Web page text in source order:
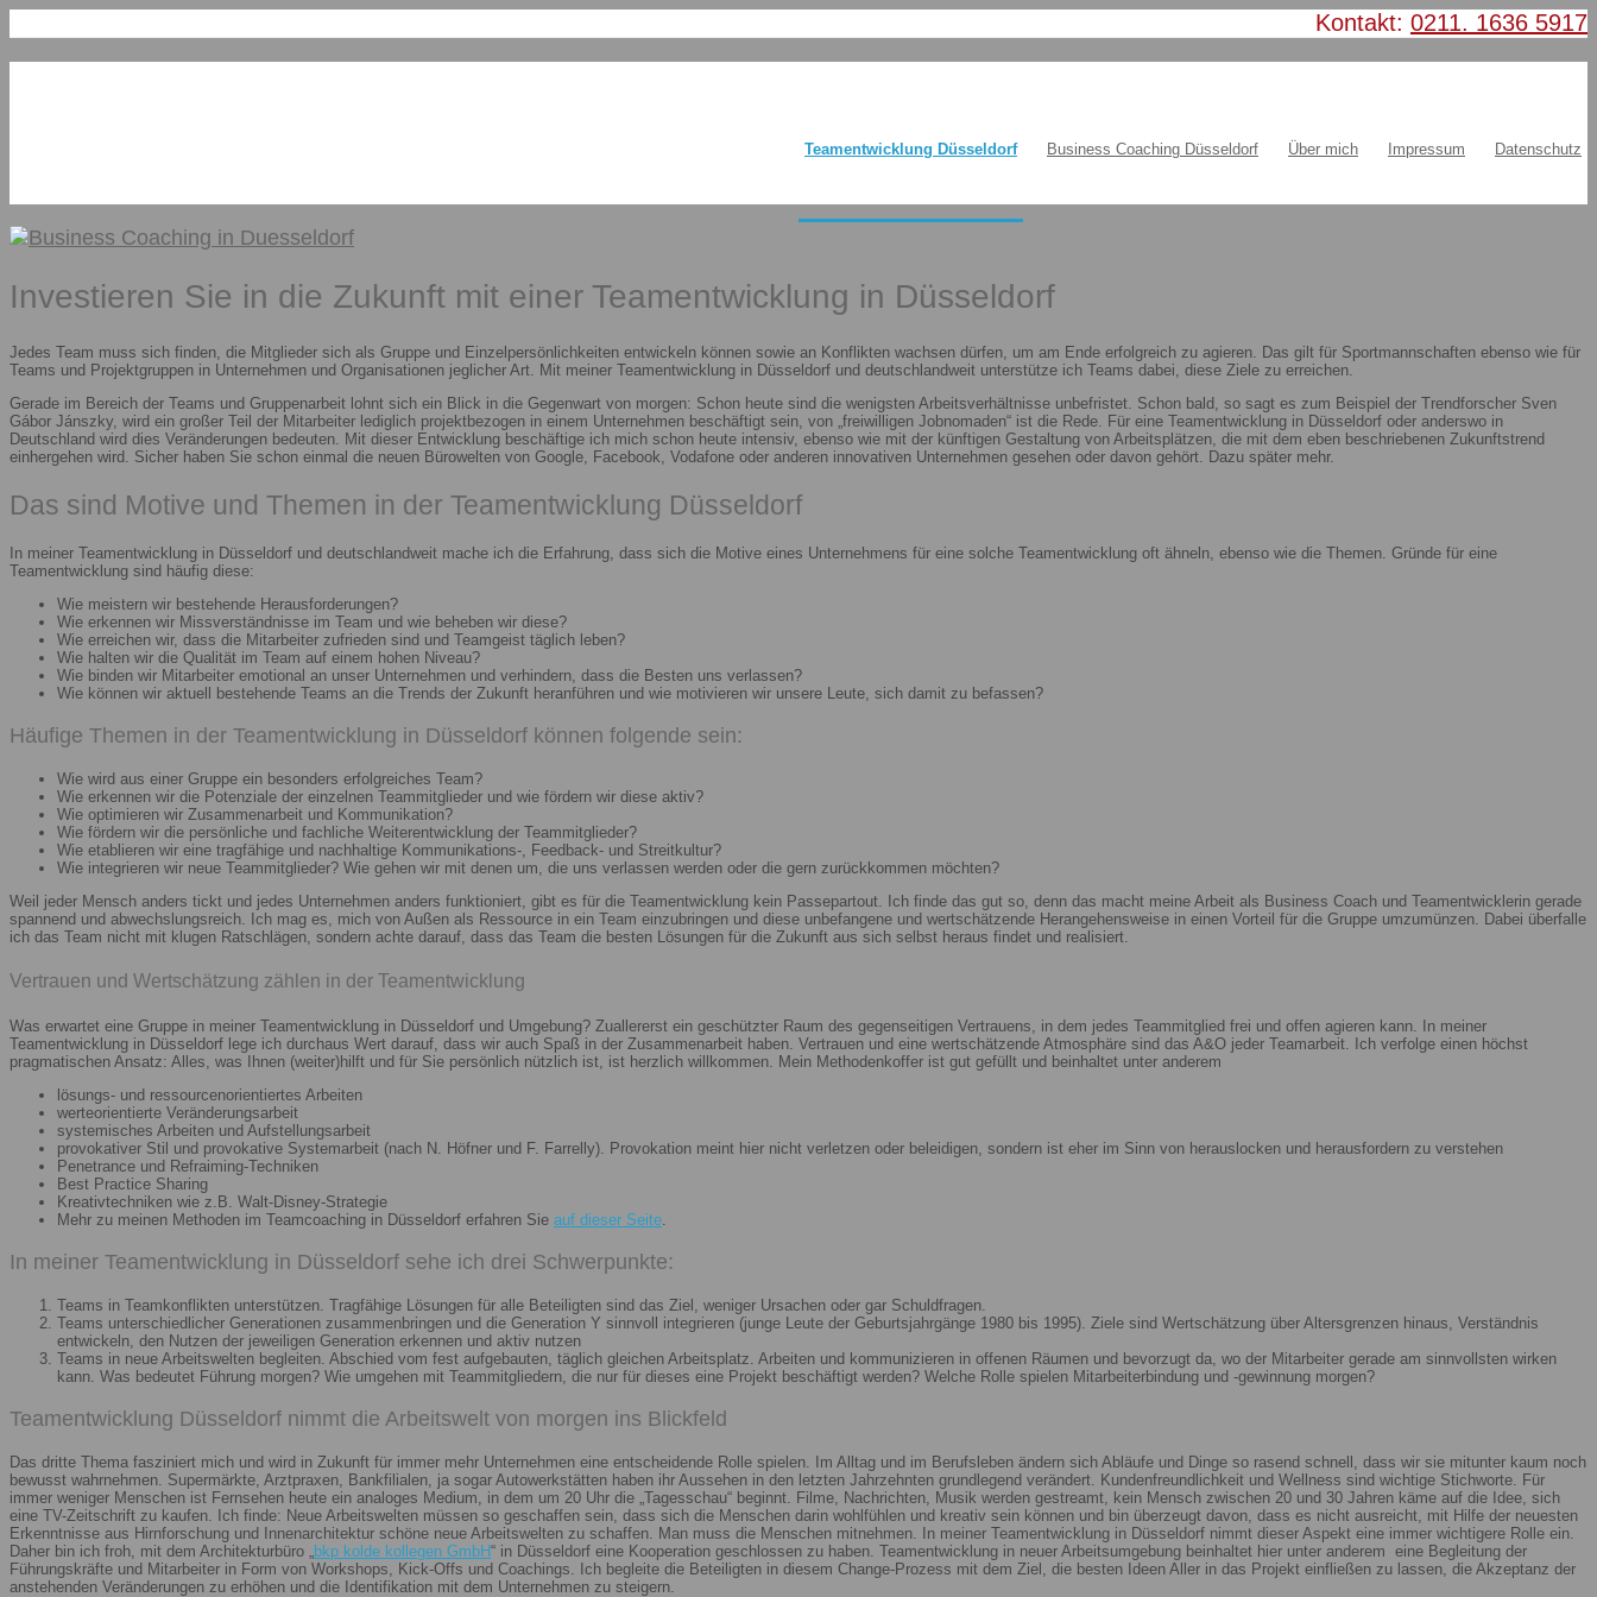
Kontakt: 0211. 1636 5917
Teamentwicklung Düsseldorf Business Coaching Düsseldorf Über mich Impressum Datenschutz
Investieren Sie in die Zukunft mit einer Teamentwicklung in Düsseldorf
Jedes Team muss sich finden, die Mitglieder sich als Gruppe und Einzelpersönlichkeiten entwickeln können sowie an Konflikten wachsen dürfen, um am Ende erfolgreich zu agieren. Das gilt für Sportmannschaften ebenso wie für
Teams und Projektgruppen in Unternehmen und Organisationen jeglicher Art. Mit meiner Teamentwicklung in Düsseldorf und deutschlandweit unterstütze ich Teams dabei, diese Ziele zu erreichen.
Gerade im Bereich der Teams und Gruppenarbeit lohnt sich ein Blick in die Gegenwart von morgen: Schon heute sind die wenigsten Arbeitsverhältnisse unbefristet. Schon bald, so sagt es zum Beispiel der Trendforscher Sven
Gábor Jánszky, wird ein großer Teil der Mitarbeiter lediglich projektbezogen in einem Unternehmen beschäftigt sein, von „freiwilligen Jobnomaden“ ist die Rede. Für eine Teamentwicklung in Düsseldorf oder anderswo in
Deutschland wird dies Veränderungen bedeuten. Mit dieser Entwicklung beschäftige ich mich schon heute intensiv, ebenso wie mit der künftigen Gestaltung von Arbeitsplätzen, die mit dem eben beschriebenen Zukunftstrend
einhergehen wird. Sicher haben Sie schon einmal die neuen Bürowelten von Google, Facebook, Vodafone oder anderen innovativen Unternehmen gesehen oder davon gehört. Dazu später mehr.
Das sind Motive und Themen in der Teamentwicklung Düsseldorf
In meiner Teamentwicklung in Düsseldorf und deutschlandweit mache ich die Erfahrung, dass sich die Motive eines Unternehmens für eine solche Teamentwicklung oft ähneln, ebenso wie die Themen. Gründe für eine
Teamentwicklung sind häufig diese:
Wie meistern wir bestehende Herausforderungen?
Wie erkennen wir Missverständnisse im Team und wie beheben wir diese?
Wie erreichen wir, dass die Mitarbeiter zufrieden sind und Teamgeist täglich leben?
Wie halten wir die Qualität im Team auf einem hohen Niveau?
Wie binden wir Mitarbeiter emotional an unser Unternehmen und verhindern, dass die Besten uns verlassen?
Wie können wir aktuell bestehende Teams an die Trends der Zukunft heranführen und wie motivieren wir unsere Leute, sich damit zu befassen?
Häufige Themen in der Teamentwicklung in Düsseldorf können folgende sein:
Wie wird aus einer Gruppe ein besonders erfolgreiches Team?
Wie erkennen wir die Potenziale der einzelnen Teammitglieder und wie fördern wir diese aktiv?
Wie optimieren wir Zusammenarbeit und Kommunikation?
Wie fördern wir die persönliche und fachliche Weiterentwicklung der Teammitglieder?
Wie etablieren wir eine tragfähige und nachhaltige Kommunikations-, Feedback- und Streitkultur?
Wie integrieren wir neue Teammitglieder? Wie gehen wir mit denen um, die uns verlassen werden oder die gern zurückkommen möchten?
Weil jeder Mensch anders tickt und jedes Unternehmen anders funktioniert, gibt es für die Teamentwicklung kein Passepartout. Ich finde das gut so, denn das macht meine Arbeit als Business Coach und Teamentwicklerin gerade
spannend und abwechslungsreich. Ich mag es, mich von Außen als Ressource in ein Team einzubringen und diese unbefangene und wertschätzende Herangehensweise in einen Vorteil für die Gruppe umzumünzen. Dabei überfalle
ich das Team nicht mit klugen Ratschlägen, sondern achte darauf, dass das Team die besten Lösungen für die Zukunft aus sich selbst heraus findet und realisiert.
Vertrauen und Wertschätzung zählen in der Teamentwicklung
Was erwartet eine Gruppe in meiner Teamentwicklung in Düsseldorf und Umgebung? Zuallererst ein geschützter Raum des gegenseitigen Vertrauens, in dem jedes Teammitglied frei und offen agieren kann. In meiner
Teamentwicklung in Düsseldorf lege ich durchaus Wert darauf, dass wir auch Spaß in der Zusammenarbeit haben. Vertrauen und eine wertschätzende Atmosphäre sind das A&O jeder Teamarbeit. Ich verfolge einen höchst
pragmatischen Ansatz: Alles, was Ihnen (weiter)hilft und für Sie persönlich nützlich ist, ist herzlich willkommen. Mein Methodenkoffer ist gut gefüllt und beinhaltet unter anderem
lösungs- und ressourcenorientiertes Arbeiten
werteorientierte Veränderungsarbeit
systemisches Arbeiten und Aufstellungsarbeit
provokativer Stil und provokative Systemarbeit (nach N. Höfner und F. Farrelly). Provokation meint hier nicht verletzen oder beleidigen, sondern ist eher im Sinn von herauslocken und herausfordern zu verstehen
Penetrance und Refraiming-Techniken
Best Practice Sharing
Kreativtechniken wie z.B. Walt-Disney-Strategie
Mehr zu meinen Methoden im Teamcoaching in Düsseldorf erfahren Sie auf dieser Seite.
In meiner Teamentwicklung in Düsseldorf sehe ich drei Schwerpunkte:
Teams in Teamkonflikten unterstützen. Tragfähige Lösungen für alle Beteiligten sind das Ziel, weniger Ursachen oder gar Schuldfragen.
Teams unterschiedlicher Generationen zusammenbringen und die Generation Y sinnvoll integrieren (junge Leute der Geburtsjahrgänge 1980 bis 1995). Ziele sind Wertschätzung über Altersgrenzen hinaus, Verständnis
entwickeln, den Nutzen der jeweiligen Generation erkennen und aktiv nutzen
Teams in neue Arbeitswelten begleiten. Abschied vom fest aufgebauten, täglich gleichen Arbeitsplatz. Arbeiten und kommunizieren in offenen Räumen und bevorzugt da, wo der Mitarbeiter gerade am sinnvollsten wirken
kann. Was bedeutet Führung morgen? Wie umgehen mit Teammitgliedern, die nur für dieses eine Projekt beschäftigt werden? Welche Rolle spielen Mitarbeiterbindung und -gewinnung morgen?
Teamentwicklung Düsseldorf nimmt die Arbeitswelt von morgen ins Blickfeld
Das dritte Thema fasziniert mich und wird in Zukunft für immer mehr Unternehmen eine entscheidende Rolle spielen. Im Alltag und im Berufsleben ändern sich Abläufe und Dinge so rasend schnell, dass wir sie mitunter kaum noch
bewusst wahrnehmen. Supermärkte, Arztpraxen, Bankfilialen, ja sogar Autowerkstätten haben ihr Aussehen in den letzten Jahrzehnten grundlegend verändert. Kundenfreundlichkeit und Wellness sind wichtige Stichworte. Für
immer weniger Menschen ist Fernsehen heute ein analoges Medium, in dem um 20 Uhr die „Tagesschau“ beginnt. Filme, Nachrichten, Musik werden gestreamt, kein Mensch zwischen 20 und 30 Jahren käme auf die Idee, sich
eine TV-Zeitschrift zu kaufen. Ich finde: Neue Arbeitswelten müssen so geschaffen sein, dass sich die Menschen darin wohlfühlen und kreativ sein können und bin überzeugt davon, dass es nicht ausreicht, mit Hilfe der neuesten
Erkenntnisse aus Hirnforschung und Innenarchitektur schöne neue Arbeitswelten zu schaffen. Man muss die Menschen mitnehmen. In meiner Teamentwicklung in Düsseldorf nimmt dieser Aspekt eine immer wichtigere Rolle ein.
Daher bin ich froh, mit dem Architekturbüro „bkp kolde kollegen GmbH“ in Düsseldorf eine Kooperation geschlossen zu haben. Teamentwicklung in neuer Arbeitsumgebung beinhaltet hier unter anderem eine Begleitung der
Führungskräfte und Mitarbeiter in Form von Workshops, Kick-Offs und Coachings. Ich begleite die Beteiligten in diesem Change-Prozess mit dem Ziel, die besten Ideen Aller in das Projekt einfließen zu lassen, die Akzeptanz der
anstehenden Veränderungen zu erhöhen und die Identifikation mit dem Unternehmen zu steigern.